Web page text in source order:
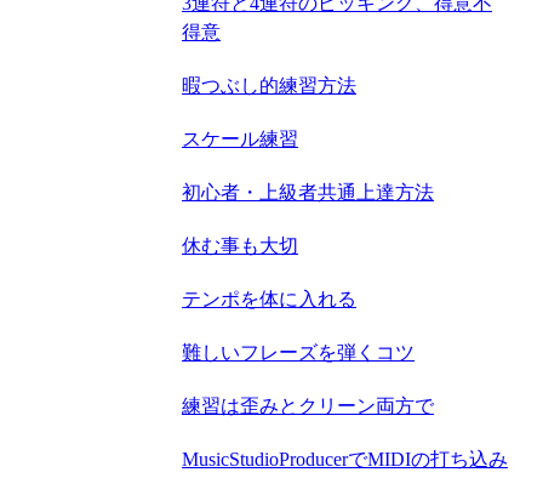
得意
暇つぶし的練習方法
スケール練習
初心者・上級者共通上達方法
休む事も大切
テンポを体に入れる
難しいフレーズを弾くコツ
練習は歪みとクリーン両方で
MusicStudioProducerでMIDIの打ち込み